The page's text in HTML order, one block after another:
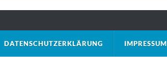
DATENSCHUTZ­ERKLÄRUNG IMPRESSUM